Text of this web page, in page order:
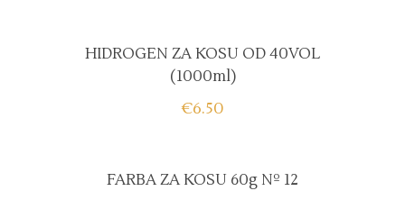
HIDROGEN ZA KOSU OD 40VOL
(1000ml)
€6.50
FARBA ZA KOSU 60g Nº 12